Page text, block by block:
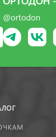
ОРТОДОН
@ortodon